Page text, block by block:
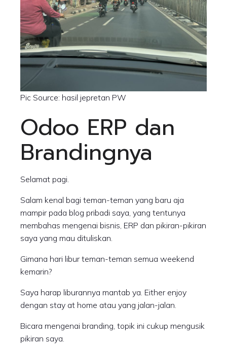
Pic Source: hasil jepretan PW
Odoo ERP dan
Brandingnya
Selamat pagi.
Salam kenal bagi teman-teman yang baru aja
mampir pada blog pribadi saya, yang tentunya
membahas mengenai bisnis, ERP dan pikiran-pikiran
saya yang mau dituliskan.
Gimana hari libur teman-teman semua weekend
kemarin?
Saya harap liburannya mantab ya. Either enjoy
dengan stay at home atau yang jalan-jalan.
Bicara mengenai branding, topik ini cukup mengusik
pikiran saya.